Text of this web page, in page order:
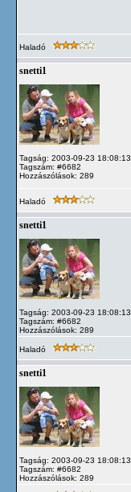
Haladó
snetti1
Tagság: 2003-09-23 18:08:13
Tagszám: #6682
Hozzászólások: 289
Haladó
snetti1
Tagság: 2003-09-23 18:08:13
Tagszám: #6682
Hozzászólások: 289
Haladó
snetti1
Tagság: 2003-09-23 18:08:13
Tagszám: #6682
Hozzászólások: 289